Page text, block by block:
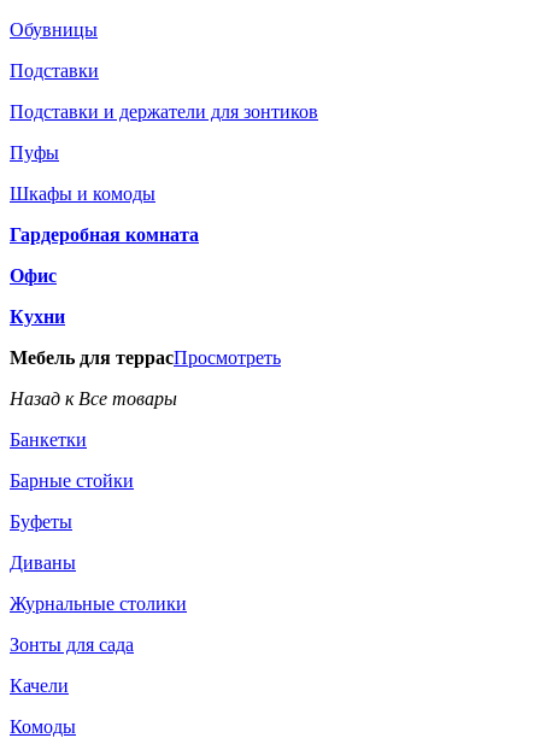
Обувницы
Подставки
Подставки и держатели для зонтиков
Пуфы
Шкафы и комоды
Гардеробная комната
Офис
Кухни
Мебель для террасПросмотреть
Назад к Все товары
Банкетки
Барные стойки
Буфеты
Диваны
Журнальные столики
Зонты для сада
Качели
Комоды